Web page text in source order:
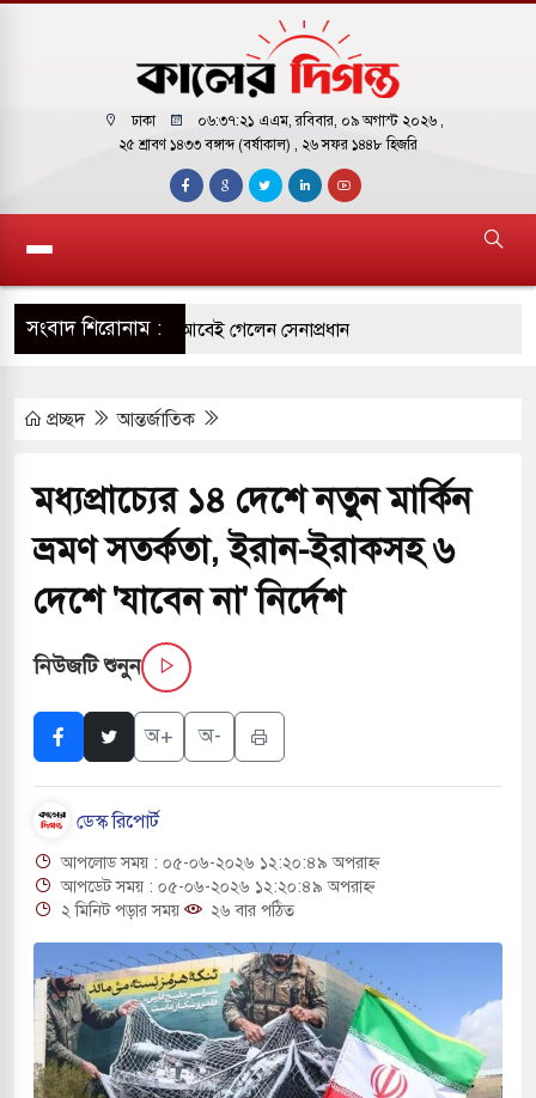
ঢাকা ০৬:৩৭:২২ এএম, রবিবার, ০৯ অগাস্ট ২০২৬ ,
২৫ শ্রাবণ ১৪৩৩ বঙ্গাব্দ (বর্ষাকাল) , ২৬ সফর ১৪৪৮ হিজরি
সংবাদ শিরোনাম :
সফরে দক্ষিণ সুদান ও আবেই গেলেন সেনাপ্রধান
পাকিস্তানি হাইকমিশনারের বাসভবনে আগুন, আইসিইউতে
হয়ে আসছে ‘স্পেশাল রেসপন্স ব্যাটালিয়ন
বাসের মুখোমুখি সংঘর্ষে ৯ জন নিহত
৬ শ্রমিক নিহত, আহত ১৫
শব্দদূষণ নিয়ন্ত্রণে দেড় হাজার মসজিদ থেকে মাইক
বন্দুকধারীর গুলিতে শিক্ষক নিহত, হামলাকারীর আত্মহত্যা
মধ্যপ্রাচ্যে ব্ল্যাকআউটের কঠোর হুঁশিয়ারি ইরানের
বিমানবন্দরের নিরাপত্তা তল্লাশিতে ছাড় দেওয়া হবে না:
দক্ষিণ কোরিয়ার বন্দি ২৫ শতাংশ বেড়েছে
প্রচ্ছদ আন্তর্জাতিক
মধ্যপ্রাচ্যের ১৪ দেশে নতুন মার্কিন
ভ্রমণ সতর্কতা, ইরান-ইরাকসহ ৬
দেশে 'যাবেন না' নির্দেশ
নিউজটি শুনুন
অ+ অ-
ডেস্ক রিপোর্ট
আপলোড সময় : ০৫-০৬-২০২৬ ১২:২০:৪৯ অপরাহ্ন
আপডেট সময় : ০৫-০৬-২০২৬ ১২:২০:৪৯ অপরাহ্ন
২ মিনিট পড়ার সময়
২৬ বার পঠিত